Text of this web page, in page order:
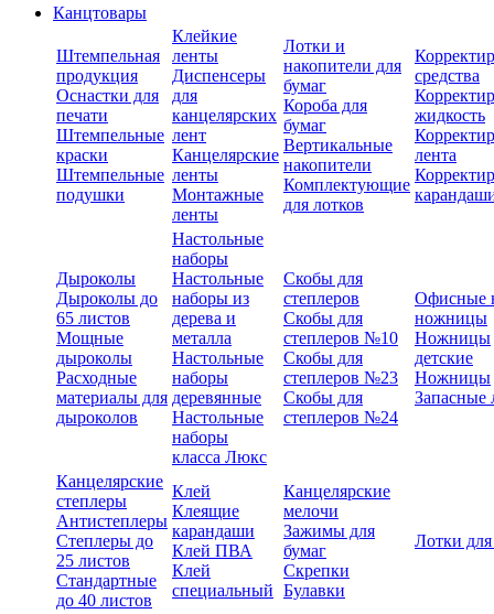
Канцтовары
Штемпельная
продукция
Оснастки для
печати
Штемпельные
краски
Штемпельные
подушки
Клейкие
ленты
Диспенсеры
для
канцелярских
лент
Канцелярские
ленты
Монтажные
ленты
Лотки и
накопители для
бумаг
Короба для
бумаг
Вертикальные
накопители
Комплектующие
для лотков
средства
жидкость
лента
Дыроколы
Дыроколы до
65 листов
Мощные
дыроколы
Расходные
материалы для
дыроколов
Настольные
наборы
Настольные
наборы из
дерева и
металла
Настольные
наборы
деревянные
Настольные
наборы
класса Люкс
Скобы для
степлеров
Скобы для
степлеров №10
Скобы для
степлеров №23
Скобы для
степлеров №24
Офисные
ножницы
Ножницы
детские
Ножницы
Запасные
Канцелярские
степлеры
Антистеплеры
Степлеры до
25 листов
Стандартные
до 40 листов
Клей
Клеящие
карандаши
Клей ПВА
Клей
специальный
Канцелярские
мелочи
Зажимы для
бумаг
Скрепки
Булавки
Лотки